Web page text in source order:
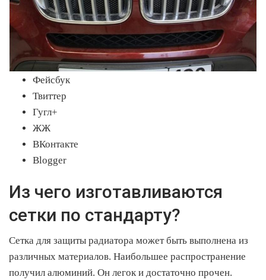
Фейсбук
Твиттер
Гугл+
ЖЖ
ВКонтакте
Blogger
Из чего изготавливаются
сетки по стандарту?
Сетка для защиты радиатора может быть выполнена из
различных материалов. Наибольшее распространение
получил алюминий. Он легок и достаточно прочен.